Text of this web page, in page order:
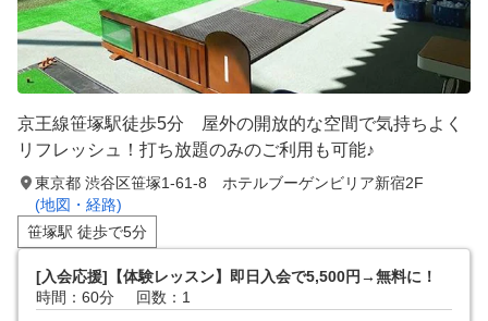
京王線笹塚駅徒歩5分 屋外の開放的な空間で気持ちよく
リフレッシュ！打ち放題のみのご利用も可能♪
東京都 渋谷区笹塚1-61-8 ホテルブーゲンビリア新宿2F
(地図・経路)
笹塚駅 徒歩で5分
[入会応援]【体験レッスン】即日入会で5,500円→無料に！
時間：60分
回数：1